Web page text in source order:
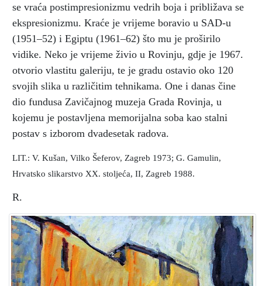
se vraća postimpresionizmu vedrih boja i približava se
ekspresionizmu. Kraće je vrijeme boravio u SAD-u
(1951–52) i Egiptu (1961–62) što mu je proširilo
vidike. Neko je vrijeme živio u Rovinju, gdje je 1967.
otvorio vlastitu galeriju, te je gradu ostavio oko 120
svojih slika u različitim tehnikama. One i danas čine
dio fundusa Zavičajnog muzeja Grada Rovinja, u
kojemu je postavljena memorijalna soba kao stalni
postav s izborom dvadesetak radova.
LIT.: V. Kušan, Vilko Šeferov, Zagreb 1973; G. Gamulin,
Hrvatsko slikarstvo XX. stoljeća, II, Zagreb 1988.
R.